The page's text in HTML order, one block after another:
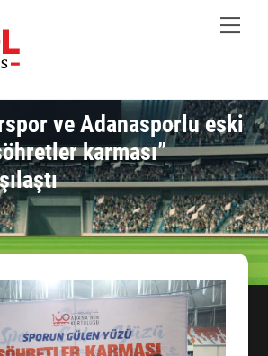
ve Adanasporlu eski
karması”